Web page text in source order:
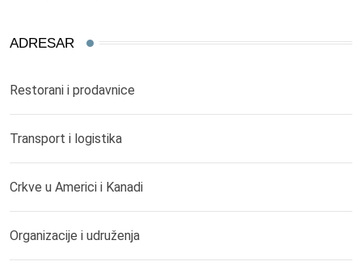
ADRESAR
Restorani i prodavnice
Transport i logistika
Crkve u Americi i Kanadi
Organizacije i udruženja